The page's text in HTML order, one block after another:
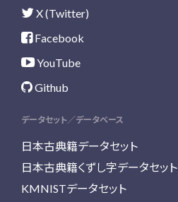
X (Twitter)
Facebook
YouTube
Github
データセット／データベース
日本古典籍データセット
日本古典籍くずし字データセット
KMNISTデータセット